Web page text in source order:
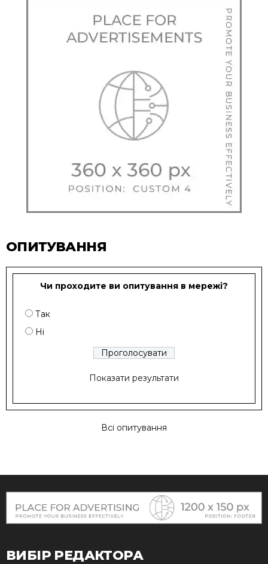
ОПИТУВАННЯ
Чи проходите ви опитування в мережі?
Так
Ні
Показати результати
Всі опитування
ВИБІР РЕДАКТОРА